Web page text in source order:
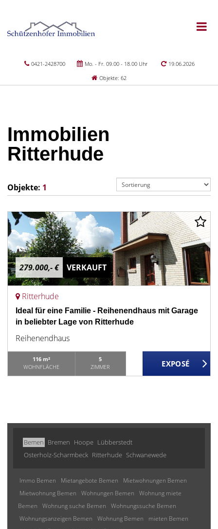
0421-2428700 Mo. - Fr. 09.00 - 18.00 Uhr
19.06.2026
Objekte: 62
Immobilien
Ritterhude
Objekte: 1
279.000,- € VERKAUFT
Ritterhude
Ideal für eine Familie - Reihenendhaus mit Garage
in beliebter Lage von Ritterhude
Reihenendhaus
116 m²
WOHNFLÄCHE
5
ZIMMER
Bemen Bremen Hoope Lübberstedt
Osterholz-Scharmbeck Ritterhude Schwanewede
Immo Bemen Mietangebote Bemen
Mietwohnungen Bemen
Mietwohnung Bemen
Wohnungen Bemen
Wohnung miete
Bemen
Wohnung suche Bemen
Wohnungssuche Bemen
Wohnungsanzeigen Bemen
Wohnung Bemen
mieten Bemen